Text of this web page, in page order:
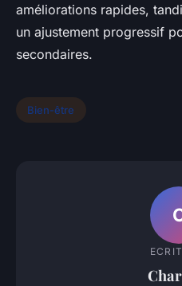
améliorations rapides,
un ajustement progressif
secondaires.
Bien-être